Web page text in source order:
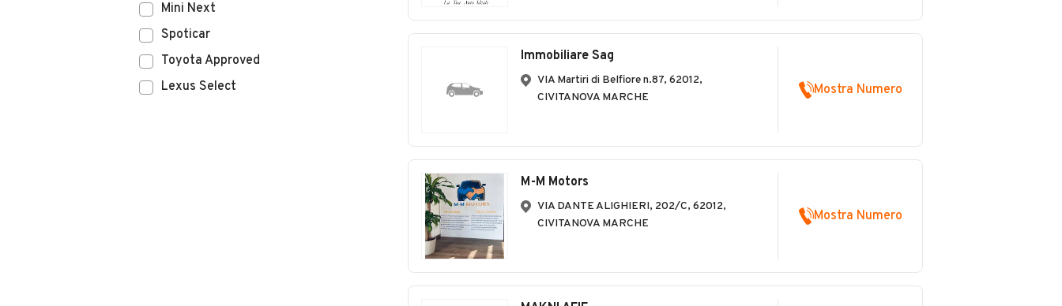
Mini Next
Spoticar
Toyota Approved
Lexus Select
Immobiliare Sag
VIA Martiri di Belfiore n.87, 62012,
CIVITANOVA MARCHE
Mostra Numero
M-M Motors
VIA DANTE ALIGHIERI, 202/C, 62012,
CIVITANOVA MARCHE
Mostra Numero